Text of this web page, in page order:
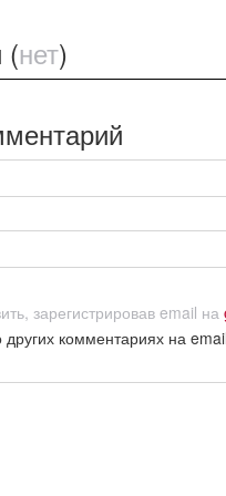
(нет)
зарегистрировав email на
комментариях на email